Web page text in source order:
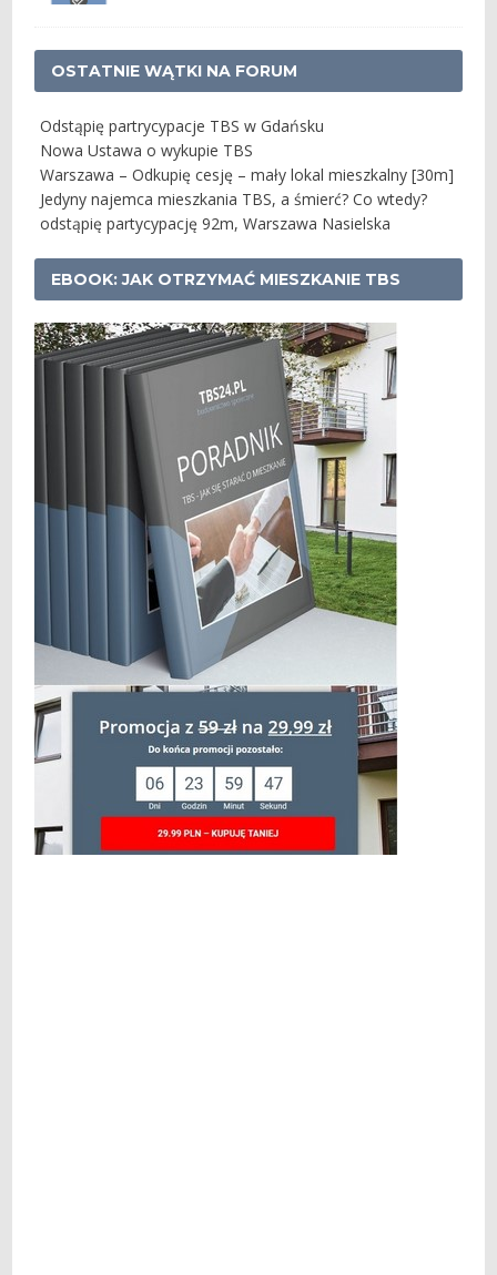
OSTATNIE WĄTKI NA FORUM
Odstąpię partrycypacje TBS w Gdańsku
Nowa Ustawa o wykupie TBS
Warszawa – Odkupię cesję – mały lokal mieszkalny [30m]
Jedyny najemca mieszkania TBS, a śmierć? Co wtedy?
odstąpię partycypację 92m, Warszawa Nasielska
EBOOK: JAK OTRZYMAĆ MIESZKANIE TBS